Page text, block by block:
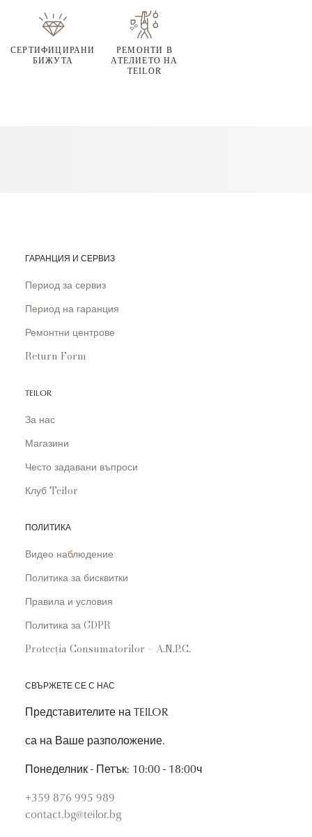
СЕРТИФИЦИРАНИ
БИЖУТА
РЕМОНТИ В
АТЕЛИЕТО НА
TEILOR
ГАРАНЦИЯ И СЕРВИЗ
Период за сервиз
Период на гаранция
Ремонтни центрове
Return Form
TEILOR
За нас
Магазини
Често задавани въпроси
Клуб Teilor
ПОЛИТИКА
Видео наблюдение
Политика за бисквитки
Правила и условия
Политика за GDPR
Protecția Consumatorilor – A.N.P.C.
СВЪРЖЕТЕ СЕ С НАС
Представителите на TEILOR
са на Ваше разположение.
Понеделник - Петък: 10:00 - 18:00ч
+359 876 995 989
contact.bg@teilor.bg